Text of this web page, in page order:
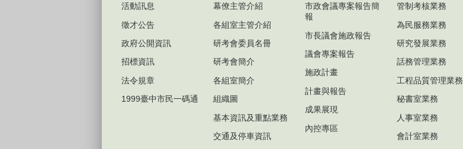
活動訊息
徵才公告
政府公開資訊
招標資訊
法令規章
1999臺中市民一碼通
幕僚主管介紹
各組室主管介紹
研考會委員名冊
研考會簡介
各組室簡介
組織圖
基本資訊及重點業務
交通及停車資訊
市政會議專案報告簡
報
市長議會施政報告
議會專案報告
施政計畫
計畫與報告
成果展現
內控專區
管制考核業務
為民服務業務
研究發展業務
話務管理業務
工程品質管理業務
秘書室業務
人事室業務
會計室業務